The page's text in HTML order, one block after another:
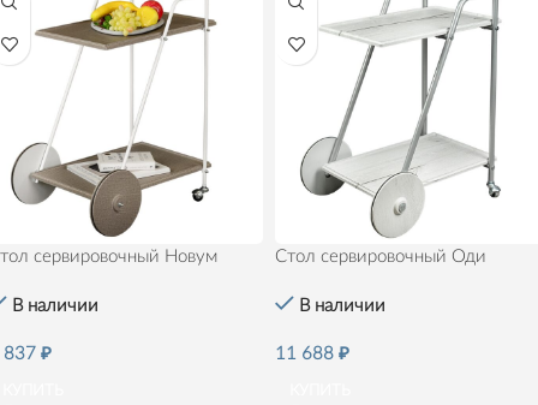
сервировочный Новум
В наличии
837 ₽
Стол сервировочный Оди
В наличии
11 688 ₽